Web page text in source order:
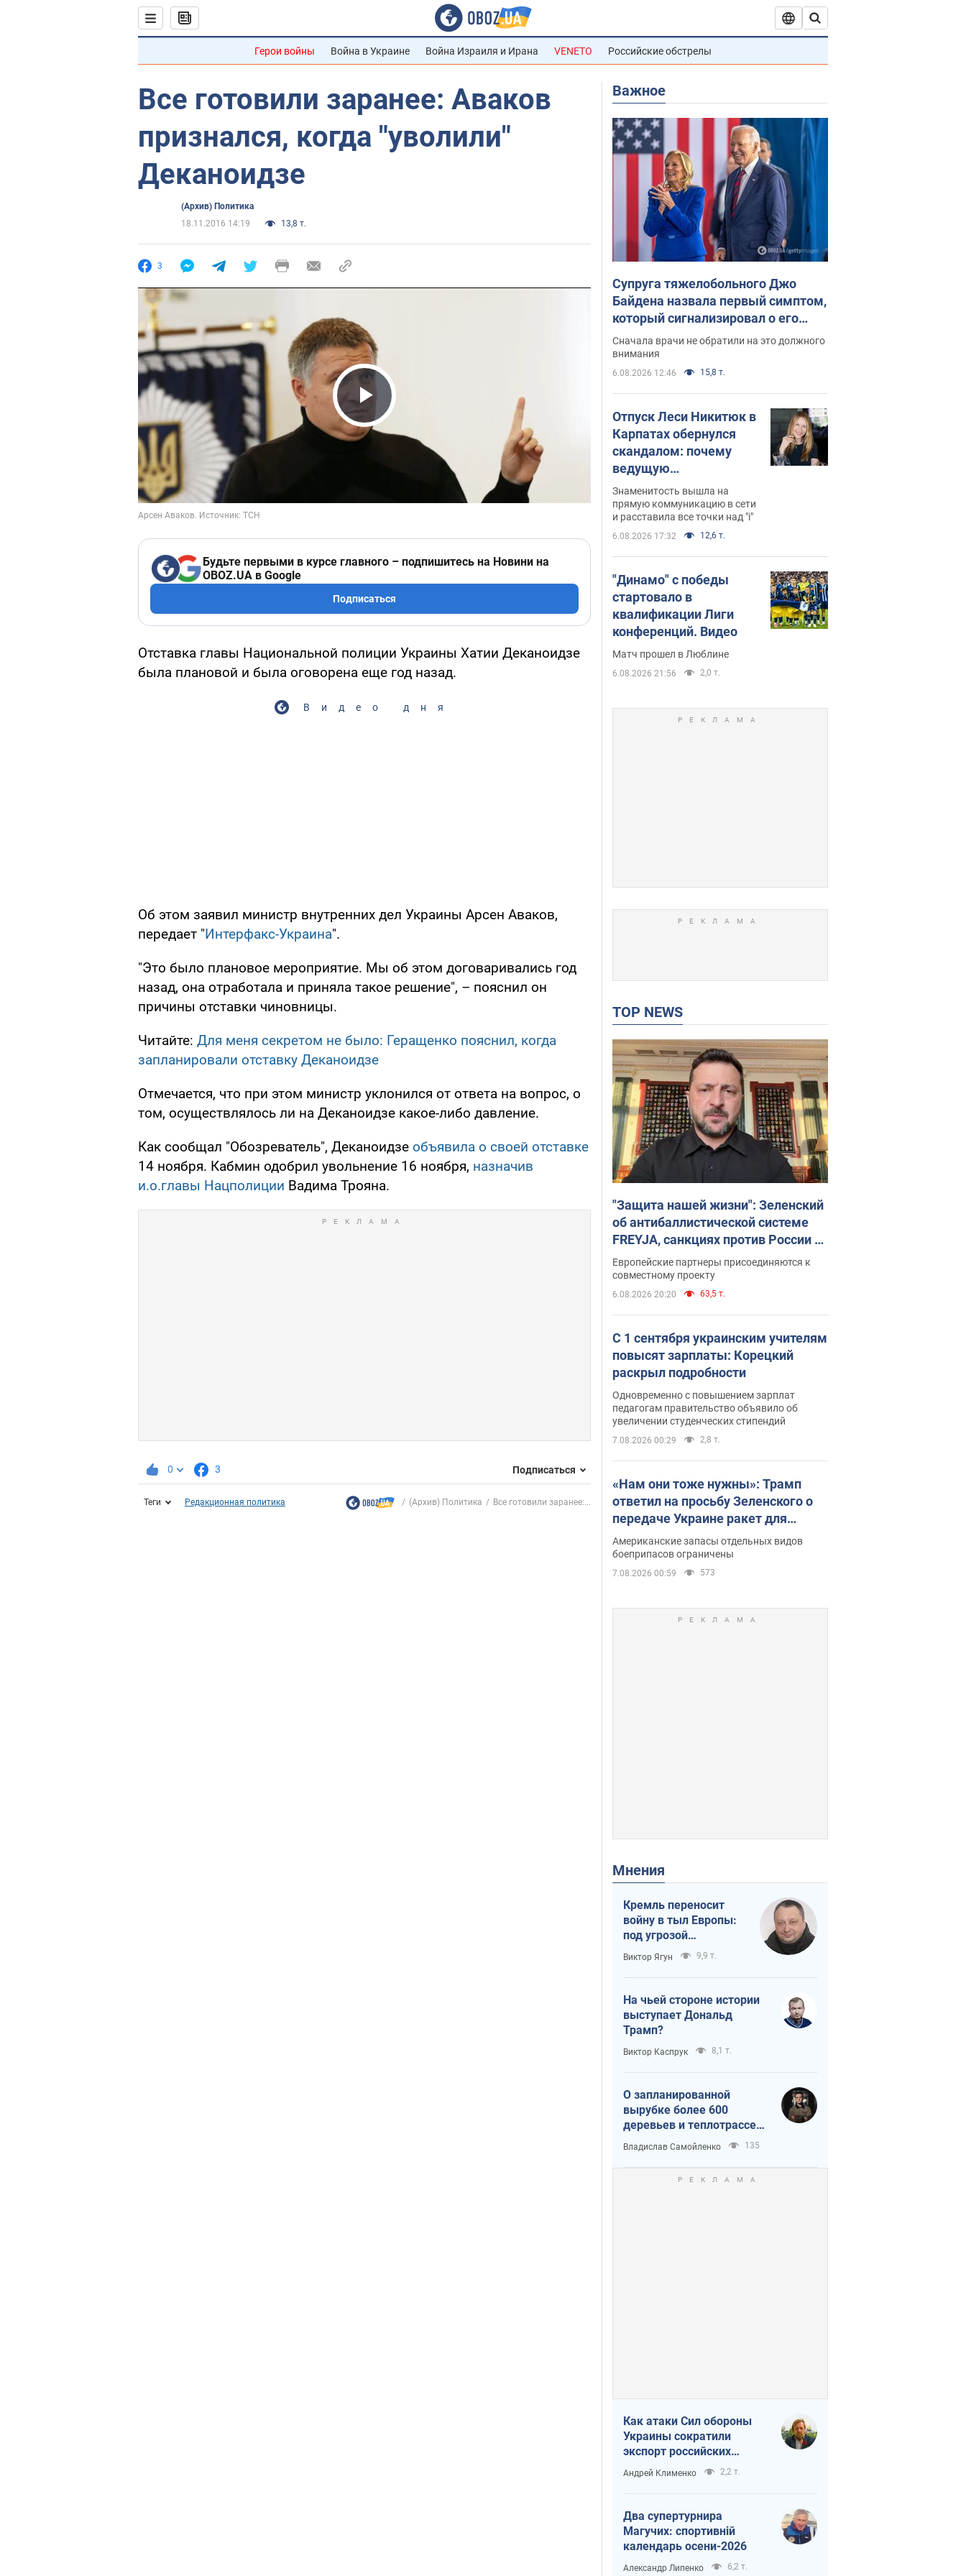
Герои войны Война в Украине Война Израиля и Ирана VENETO Российские обстрелы
Все готовили заранее: Аваков
признался, когда "уволили"
Деканоидзе
(Архив) Политика
18.11.2016 14:19
13,8 т.
3
Play Video
Будьте первыми в курсе главного – подпишитесь на Новини на
OBOZ.UA в Google
Подписаться
Отставка главы Национальной полиции Украины Хатии Деканоидзе
была плановой и была оговорена еще год назад.
Видео дня
Об этом заявил министр внутренних дел Украины Арсен Аваков,
передает "Интерфакс-Украина".
"Это было плановое мероприятие. Мы об этом договаривались год
назад, она отработала и приняла такое решение", – пояснил он
причины отставки чиновницы.
Читайте: Для меня секретом не было: Геращенко пояснил, когда
запланировали отставку Деканоидзе
Отмечается, что при этом министр уклонился от ответа на вопрос, о
том, осуществлялось ли на Деканоидзе какое-либо давление.
Как сообщал "Обозреватель", Деканоидзе объявила о своей отставке
14 ноября. Кабмин одобрил увольнение 16 ноября, назначив
и.о.главы Нацполиции Вадима Трояна.
0 3 Подписаться
Теги Редакционная политика (Архив) Политика Все готовили заранее:...
Важное
Супруга тяжелобольного Джо
Байдена назвала первый симптом,
который сигнализировал о его
"агрессивном" раке
Сначала врачи не обратили на это должного
внимания
6.08.2026 12:46 15,8 т.
Отпуск Леси Никитюк в
Карпатах обернулся
скандалом: почему
ведущую
несправедливо
захейтили
Знаменитость вышла на
прямую коммуникацию в сети
и расставила все точки над "i"
6.08.2026 17:32 12,6 т.
"Динамо" с победы
стартовало в
квалификации Лиги
конференций. Видео
Матч прошел в Люблине
6.08.2026 21:56 2,0 т.
TOP NEWS
"Защита нашей жизни": Зеленский
об антибаллистической системе
FREYJA, санкциях против России и
поддержке аграриев. Видео
Европейские партнеры присоединяются к
совместному проекту
6.08.2026 20:20 63,5 т.
С 1 сентября украинским учителям
повысят зарплаты: Корецкий
раскрыл подробности
Одновременно с повышением зарплат
педагогам правительство объявило об
увеличении студенческих стипендий
7.08.2026 00:29 2,8 т.
«Нам они тоже нужны»: Трамп
ответил на просьбу Зеленского о
передаче Украине ракет для
Patriot
Американские запасы отдельных видов
боеприпасов ограничены
7.08.2026 00:59 573
Мнения
Кремль переносит
войну в тыл Европы:
под угрозой
критическая
логистика
Виктор Ягун 9,9 т.
На чьей стороне истории
выступает Дональд
Трамп?
Виктор Каспрук 8,1 т.
О запланированной
вырубке более 600
деревьев и теплотрассе:
что происходит на
Теремках в Киеве
Владислав Самойленко 135
Как атаки Сил обороны
Украины сократили
экспорт российских
нефтепродуктов
Андрей Клименко 2,2 т.
Два супертурнира
Магучих: спортивній
календарь осени-2026
Александр Липенко 6,2 т.